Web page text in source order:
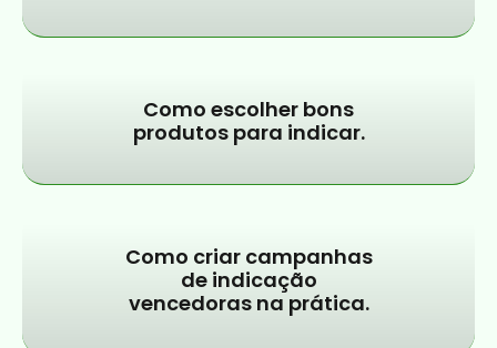
Como escolher bons
produtos para indicar.
Como criar campanhas
de indicação
vencedoras na prática.